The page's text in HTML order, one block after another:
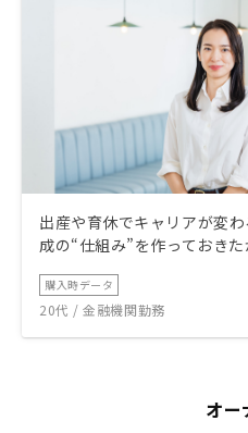
出産や育休でキャリアが変
成の“仕組み”を作っておきた
購入時データ
20代 / 金融機関勤務
オー